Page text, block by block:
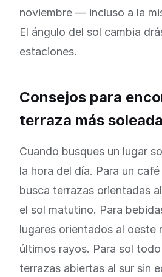
noviembre — incluso a la
El ángulo del sol cambia
estaciones.
Consejos para
terraza más soleada
Cuando busques un lugar
la hora del día. Para un
busca terrazas orientadas
el sol matutino. Para
lugares orientados al oeste
últimos rayos. Para sol
terrazas abiertas al sur sin